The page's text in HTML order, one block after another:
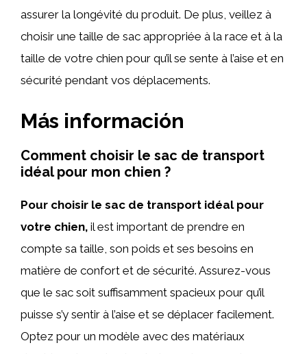
assurer la longévité du produit. De plus, veillez à
choisir une taille de sac appropriée à la race et à la
taille de votre chien pour qu’il se sente à l’aise et en
sécurité pendant vos déplacements.
Más información
Comment choisir le sac de transport
idéal pour mon chien ?
Pour choisir le sac de transport idéal pour
votre chien, il est important de prendre en
compte sa taille, son poids et ses besoins en
matière de confort et de sécurité. Assurez-vous
que le sac soit suffisamment spacieux pour qu’il
puisse s’y sentir à l’aise et se déplacer facilement.
Optez pour un modèle avec des matériaux